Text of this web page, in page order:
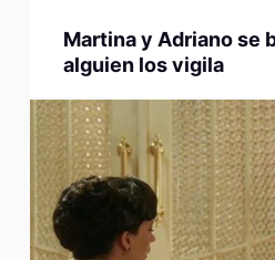
Martina y Adriano se
alguien los vigila